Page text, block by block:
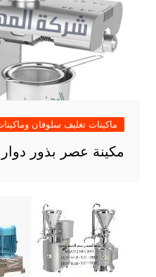
ماكينات تغليف سلوفان
مكينة عصر بذور